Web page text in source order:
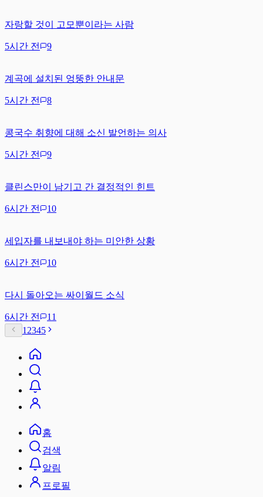
자랑할 것이 고모뿐이라는 사람
5시간 전 9
계곡에 설치된 엉뚱한 안내문
5시간 전 8
콩국수 취향에 대해 소신 발언하는 의사
5시간 전 9
클린스만이 남기고 간 결정적인 힌트
6시간 전 10
세입자를 내보내야 하는 미안한 상황
6시간 전 10
다시 돌아오는 싸이월드 소식
6시간 전
11
1 2345
홈
검색
알림
프로필